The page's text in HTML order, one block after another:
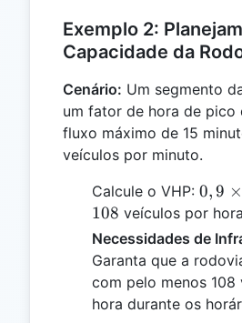
Exemplo 2:
Capacidade da
Cenário: Um segmento
um fator de hora de pico
fluxo máximo de 15
veículos por minuto.
Calcule o VHP: 0,9
\times
4
30 =
108
0,9 ×
108 veículos por
Necessidades de
Garanta que a
com pelo menos 108
hora durante os